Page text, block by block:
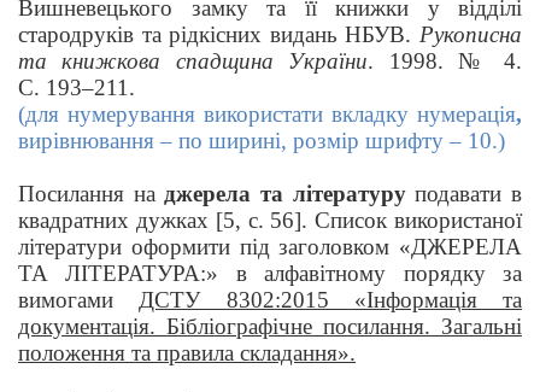
Вишневецького замку та її книжки у відділі
стародруків та рідкісних видань НБУВ. Рукописна
та книжкова спадщина України. 1998. № 4.
С. 193–211.
(для нумерування використати вкладку нумерація,
вирівнювання – по ширині, розмір шрифту – 10.)
Посилання на джерела та літературуподавати в
квадратних дужках [5, c. 56]. Список використаної
літератури оформити під заголовком «ДЖЕРЕЛА
ТА ЛІТЕРАТУРА:» в алфавітному порядку за
вимогами ДСТУ 8302:2015 «Інформація та
документація. Бібліографічне посилання. Загальні
положення та правила складання».